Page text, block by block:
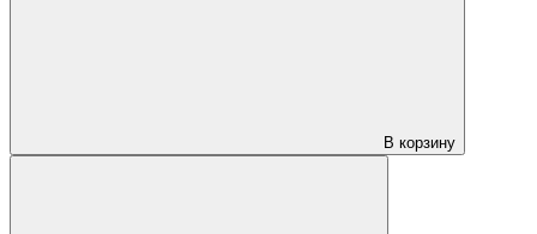
В корзину